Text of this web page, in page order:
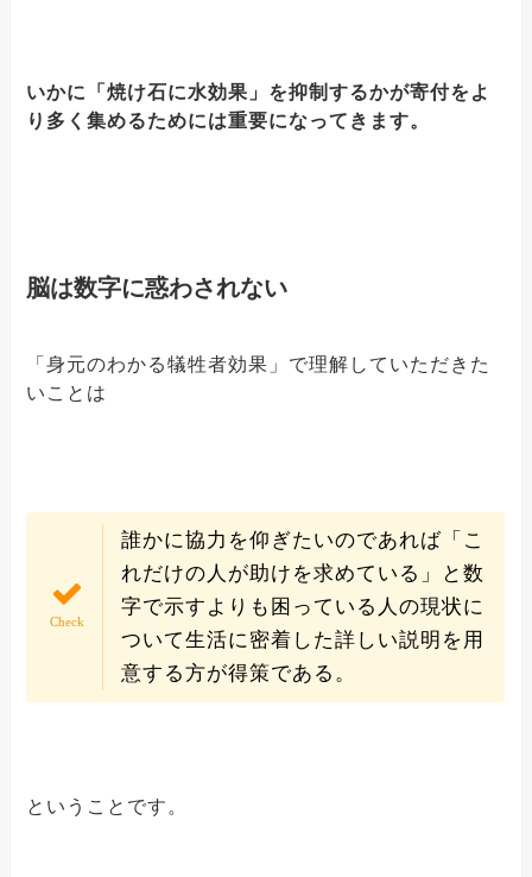
いかに「焼け石に水効果」を抑制するかが寄付をよ
り多く集めるためには重要になってきます。
脳は数字に惑わされない
「身元のわかる犠牲者効果」で理解していただきた
いことは
誰かに協力を仰ぎたいのであれば「こ
れだけの人が助けを求めている」と数
字で示すよりも困っている人の現状に
ついて生活に密着した詳しい説明を用
意する方が得策である。
ということです。